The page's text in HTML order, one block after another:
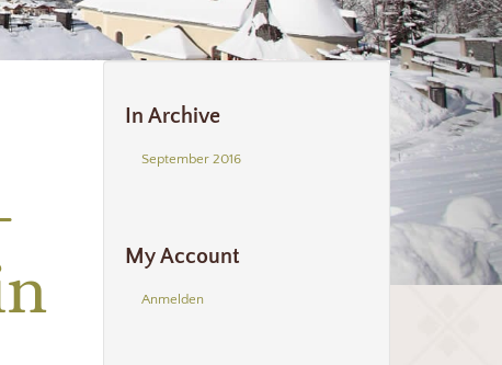
In Archive
September 2016
My Account
Anmelden